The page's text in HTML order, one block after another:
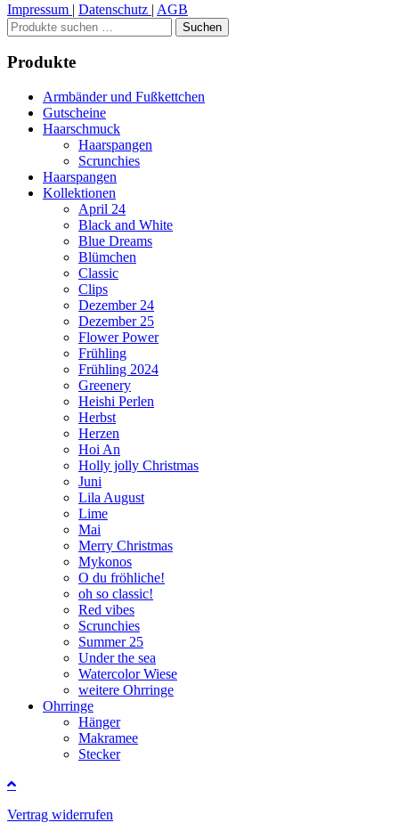
Impressum | Datenschutz | AGB
Suchen
nach:
Suchen
Produkte
Armbänder und Fußkettchen
Gutscheine
Haarschmuck
Haarspangen
Scrunchies
Haarspangen
Kollektionen
April 24
Black and White
Blue Dreams
Blümchen
Classic
Clips
Dezember 24
Dezember 25
Flower Power
Frühling
Frühling 2024
Greenery
Heishi Perlen
Herbst
Herzen
Hoi An
Holly jolly Christmas
Juni
Lila August
Lime
Mai
Merry Christmas
Mykonos
O du fröhliche!
oh so classic!
Red vibes
Scrunchies
Summer 25
Under the sea
Watercolor Wiese
weitere Ohrringe
Ohrringe
Hänger
Makramee
Stecker
Vertrag widerrufen